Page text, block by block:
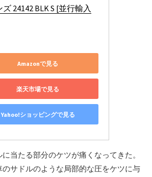
ズ 24142 BLK S [並行輸入
Amazonで見る
楽天市場で見る
Yahoo!ショッピングで見る
当たる部分のケツが痛くなってきた。
サドルのような局部的な圧をケツに与